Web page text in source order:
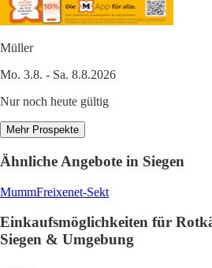
Müller
Mo. 3.8. - Sa. 8.8.2026
Nur noch heute gültig
Mehr Prospekte
Ähnliche Angebote in Siegen
MummFreixenet-Sekt
Einkaufsmöglichkeiten für
Siegen & Umgebung